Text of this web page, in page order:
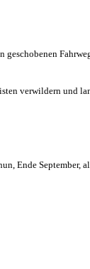
verwildern und
Ende September,